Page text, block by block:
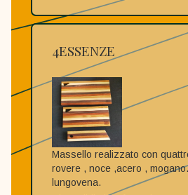
4ESSENZE
Massello realizzato con
rovere , noce ,acero ,
lungovena.